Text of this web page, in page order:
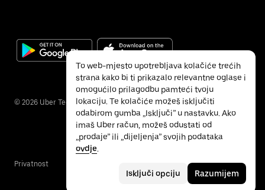
© 2026 Uber Technologies Inc.
Privatnost
To web-mjesto upotrebljava kolačiće trećih
strana kako bi ti prikazalo relevantne oglase i
omogućilo prilagodbu pamteći tvoju
lokaciju. Te kolačiće možeš isključiti
odabirom gumba „Isključi” u nastavku. Ako
imaš Uber račun, možeš odustati od
„prodaje” ili „dijeljenja” svojih podataka
ovdje.
Isključi opciju Razumijem